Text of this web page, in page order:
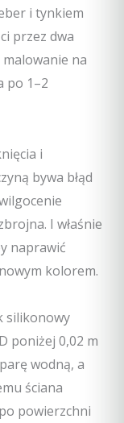
i tynkiem
przez dwa
na
po 1–2
i
bywa błąd
I właśnie
naprawić
kolorem.
silikonowy
poniżej 0,02 m
wodną, a
ściana
powierzchni